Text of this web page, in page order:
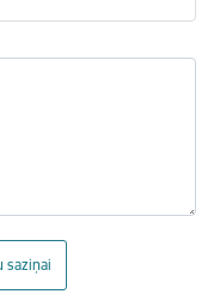
saziņai